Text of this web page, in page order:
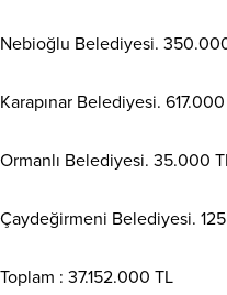
Nebioğlu Belediyesi.
Karapınar Belediyesi.
Ormanlı Belediyesi. 35.000
Çaydeğirmeni Belediyesi.
Toplam : 37.152.000 TL